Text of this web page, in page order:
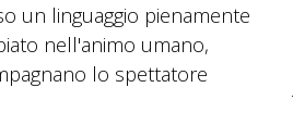
un linguaggio pienamente
nell'animo umano,
lo spettatore